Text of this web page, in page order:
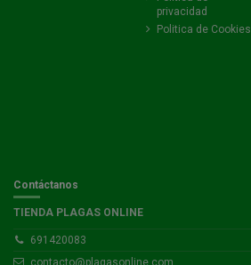
privacidad
Politica de Cookies
Contáctanos
TIENDA PLAGAS ONLINE
691420083